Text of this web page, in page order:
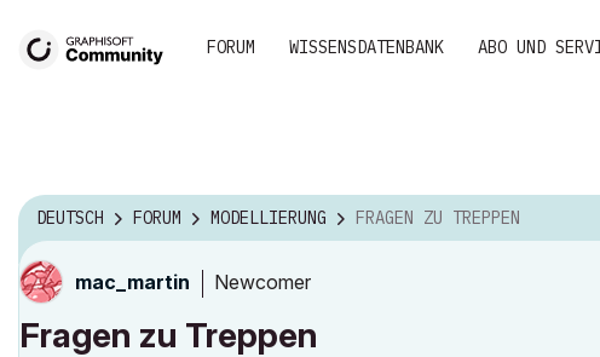
FORUM WISSENSDATENBANK ABO UND
DEUTSCH FORUM MODELLIERUNG FRAGEN ZU TREPPEN
mac_martin Newcomer
Fragen zu Treppen